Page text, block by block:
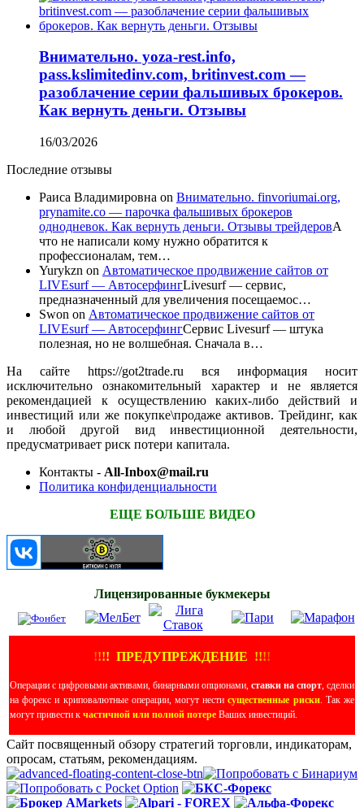
Внимательно. yoza-rest.info,
pass.kslimitedinv.com, britinvest.com —
разоблачение серии фальшивых брокеров.
Как вернуть деньги. Отзывы
16/03/2026
Последние отзывы
Раиса Владимировна on Внимательно. finvoriumai.org,
prynamite.co — парочка фальшивых брокеров
однодневок. Как вернуть деньги. Отзывы трейдеровА
что не написали кому нужно обратится к
профессионалам, тем…
Yurykzn on Автоматическое продвижение сайтов от
LIVEsurf — АвтосерфингLivesurf — сервис,
предназначенный для увеличения посещаемос…
Swon on Автоматическое продвижение сайтов от
LIVEsurf — АвтосерфингСервис Livesurf — штука
полезная, но не волшебная. Сначала в…
На сайте https://got2trade.ru вся информация носит
исключительно ознакомительный характер и не является
рекомендацией к осуществлению каких-либо действий и
инвестиций или же покупке\продаже активов. Трейдинг, как
и любой другой вид инвестиционной деятельности,
предусматривает риск потери капитала.
Контакты - All-Inbox@mail.ru
Политика конфиденциальности
ЕЩЕ БОЛЬШЕ ВИДЕО
Лицензированные букмекеры
!!!! ПРЕДУПРЕЖДЕНИЕ !!!!
Операции с цифровыми активами, бинарными опционами, ставки на спорт, сделки
на форекс и криповалютные операции, могут нестисущественные риски. Так же
могут привести к частичной или полной потере Ваших инвестиций.
Сайт посвященный обзору стратегий торговли, индикаторам,
опросам, статьям, рекомендациям.